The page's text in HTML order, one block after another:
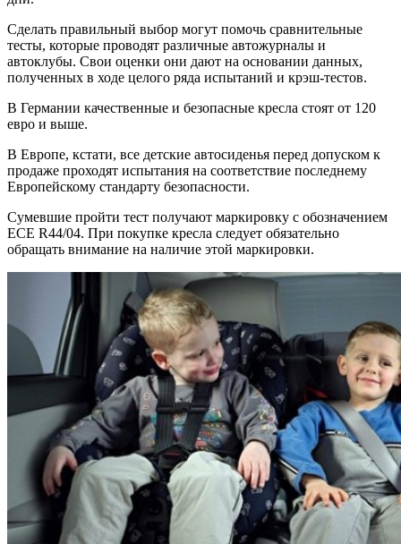
Сделать правильный выбор могут помочь сравнительные
тесты, которые проводят различные автожурналы и
автоклубы. Свои оценки они дают на основании данных,
полученных в ходе целого ряда испытаний и крэш-тестов.
В Германии качественные и безопасные кресла стоят от 120
евро и выше.
В Европе, кстати, все детские автосиденья перед допуском к
продаже проходят испытания на соответствие последнему
Европейскому стандарту безопасности.
Сумевшие пройти тест получают маркировку с обозначением
ECE R44/04. При покупке кресла следует обязательно
обращать внимание на наличие этой маркировки.